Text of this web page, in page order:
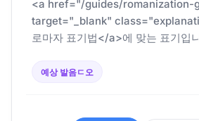
<a href="/guides/romanization-
target="_blank"
로마자 표기법</a>에 맞는 표기입
예상 발음ㄷ오